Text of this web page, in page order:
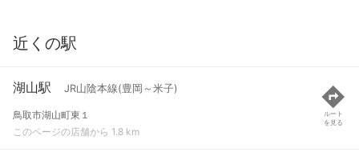
近くの駅
湖山駅 JR山陰本線(豊岡～米子)
鳥取市湖山町東１
このページの店舗から 1.8 km
ルート
を見る